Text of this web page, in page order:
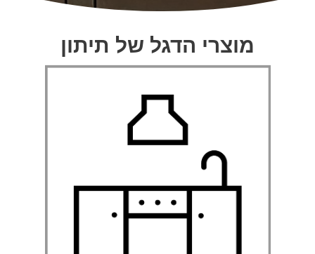
מוצרי הדגל של תיתון
מטבחי חוץ
למעבר לעמוד